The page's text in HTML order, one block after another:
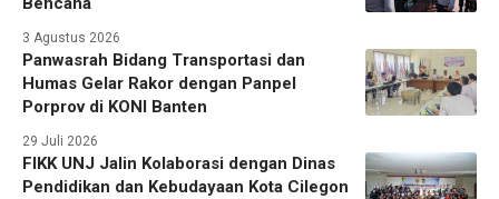
3 Agustus 2026
Panwasrah Bidang Transportasi dan
Humas Gelar Rakor dengan Panpel
Porprov di KONI Banten
29 Juli 2026
FIKK UNJ Jalin Kolaborasi dengan Dinas
Pendidikan dan Kebudayaan Kota Cilegon